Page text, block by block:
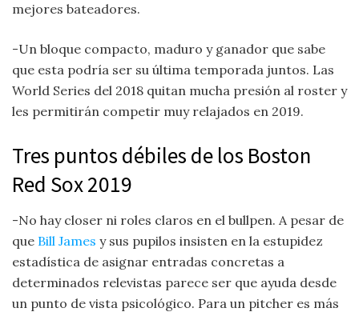
mejores bateadores.
-Un bloque compacto, maduro y ganador que sabe
que esta podría ser su última temporada juntos. Las
World Series del 2018 quitan mucha presión al roster y
les permitirán competir muy relajados en 2019.
Tres puntos débiles de los Boston
Red Sox 2019
-No hay closer ni roles claros en el bullpen. A pesar de
que Bill James y sus pupilos insisten en la estupidez
estadística de asignar entradas concretas a
determinados relevistas parece ser que ayuda desde
un punto de vista psicológico. Para un pitcher es más